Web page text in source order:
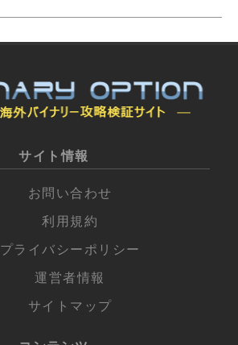
サイト情報
お問い合わせ
利用規約
プライバシーポリシー
運営者情報
サイトマップ